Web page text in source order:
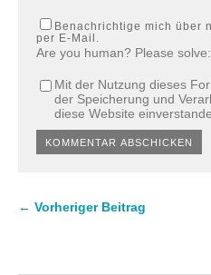
Benachrichtige mich über
per E-Mail.
Are you human? Please solve:
Mit der Nutzung dieses
der Speicherung und
diese Website
← Vorheriger Beitrag